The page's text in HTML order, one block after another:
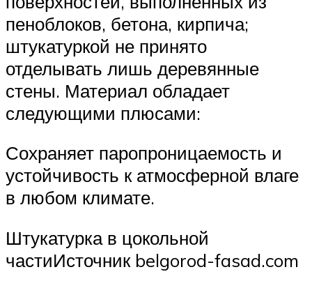
пеноблоков, бетона, кирпича;
штукатуркой не принято
отделывать лишь деревянные
стены. Материал обладает
следующими плюсами:
Сохраняет паропроницаемость и
устойчивость к атмосферной влаге
в любом климате.
Штукатурка в цокольной
частиИсточник belgorod-fasad.com